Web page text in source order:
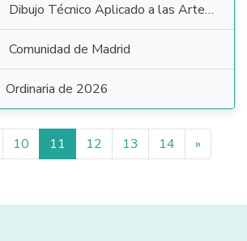
Dibujo Técnico Aplicado a las Artes Plásticas y al Diseño II
Comunidad de Madrid
Ordinaria de 2026
10 11 12 13 14 »